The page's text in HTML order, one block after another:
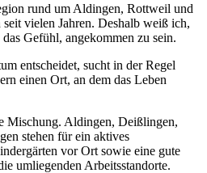
rund um Aldingen, Rottweil und
vielen Jahren. Deshalb weiß ich,
Gefühl, angekommen zu sein.
entscheidet, sucht in der Regel
einen Ort, an dem das Leben
Mischung. Aldingen, Deißlingen,
stehen für ein aktives
vor Ort sowie eine gute
umliegenden Arbeitsstandorte.